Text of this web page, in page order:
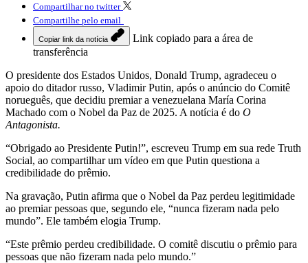
Compartilhar no twitter
Compartilhe pelo email
Copiar link da notícia
Link copiado para a área de
transferência
O presidente dos Estados Unidos, Donald Trump, agradeceu o
apoio do ditador russo, Vladimir Putin, após o anúncio do Comitê
norueguês, que decidiu premiar a venezuelana María Corina
Machado com o Nobel da Paz de 2025. A notícia é do O
Antagonista.
“Obrigado ao Presidente Putin!”, escreveu Trump em sua rede Truth
Social, ao compartilhar um vídeo em que Putin questiona a
credibilidade do prêmio.
Na gravação, Putin afirma que o Nobel da Paz perdeu legitimidade
ao premiar pessoas que, segundo ele, “nunca fizeram nada pelo
mundo”. Ele também elogia Trump.
“Este prêmio perdeu credibilidade. O comitê discutiu o prêmio para
pessoas que não fizeram nada pelo mundo.”